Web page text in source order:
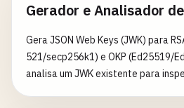
Gerador e Analisador
Gera JSON Web Keys (JWK) para
521/secp256k1) e OKP (Ed25519/
analisa um JWK existente para